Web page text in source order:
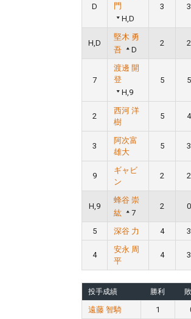
D
門
H,D
3 3
H,D
堅木 勇
吾
D
2 2
7
渡邊 開
登
H,9
5 5
2
西河 洋
樹
5 4
3
阿次富
雄大
5 3
9
ギャビ
ン
2 2
H,9
蜂谷 崇
紘
7
2 0
5 深谷 力 4 3
4
安永 周
平
4 3
投手成績 勝利
遠藤 智騎 1